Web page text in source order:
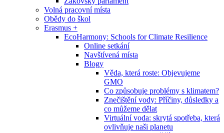
Volná pracovní místa
Obědy do škol
Erasmus +
EcoHarmony: Schools for Climate Resilience
Online setkání
Navštívená místa
Blogy
Věda, která roste: Objevujeme
GMO
Co způsobuje problémy s klimatem?
Znečištění vody: Příčiny, důsledky a
co můžeme dělat
Virtuální voda: skrytá spotřeba, která
ovlivňuje naši planetu